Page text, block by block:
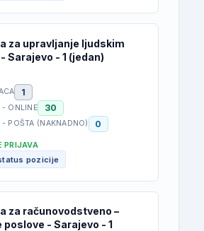
za upravljanje ljudskim
Sarajevo - 1 (jedan)
1
- ONLINE 30
- POŠTA (NAKNADNO) 0
PRIJAVA
pozicije
za računovodstveno –
- Sarajevo - 1